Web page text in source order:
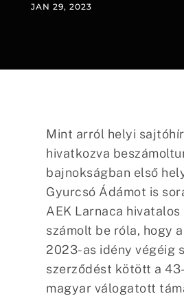
JAN 29, 2023
Mint arról helyi
hivatkozva
bajnokságban első
Gyurcsó Ádámot is
AEK Larnaca hivatalos
számolt be róla, hogy
2023-as idény végéig
szerződést kötött a
magyar válogatott